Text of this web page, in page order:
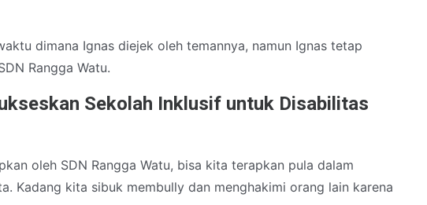
dimana Ignas diejek oleh temannya, namun Ignas tetap
Rangga Watu.
Sekolah Inklusif untuk Disabilitas
oleh SDN Rangga Watu, bisa kita terapkan pula dalam
Kadang kita sibuk membully dan menghakimi orang lain karena